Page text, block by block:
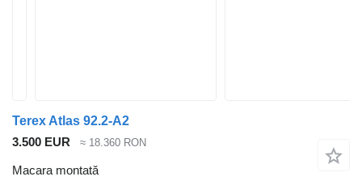
Terex Atlas 92.2-A2
3.500 EUR
≈ 18.360 RON
Macara montată